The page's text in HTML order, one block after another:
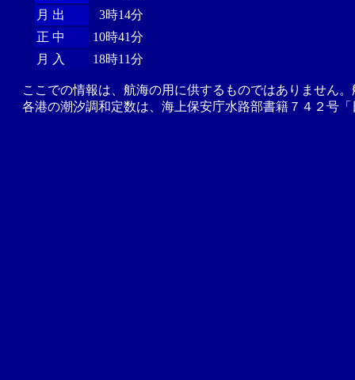
月 出
3時14分
正 中
10時41分
月 入
18時11分
ここでの情報は、航海の用に供するものではありません
各港の潮汐調和定数は、海上保安庁水路部書籍７４２号